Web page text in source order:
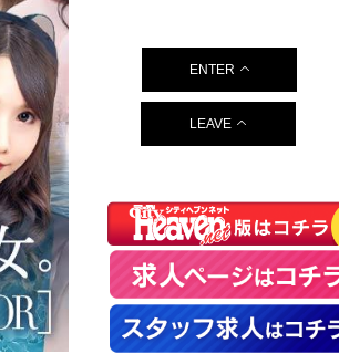
ENTER
LEAVE